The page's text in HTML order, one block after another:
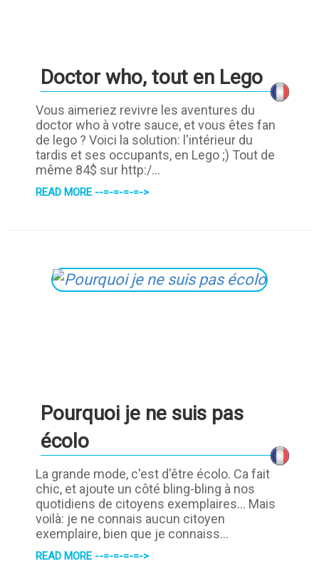
Doctor who, tout en Lego
Vous aimeriez revivre les aventures du
doctor who à votre sauce, et vous êtes fan
de lego ? Voici la solution: l'intérieur du
tardis et ses occupants, en Lego ;) Tout de
même 84$ sur http:/...
READ MORE --=-=-=-=->
Pourquoi je ne suis pas
écolo
La grande mode, c'est d'être écolo. Ca fait
chic, et ajoute un côté bling-bling à nos
quotidiens de citoyens exemplaires... Mais
voilà: je ne connais aucun citoyen
exemplaire, bien que je connaiss...
READ MORE --=-=-=-=->